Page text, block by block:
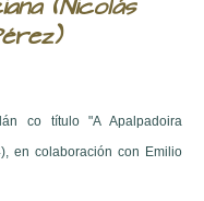
(Nicolás
co título "A Apalpadoira
en colaboración con Emilio